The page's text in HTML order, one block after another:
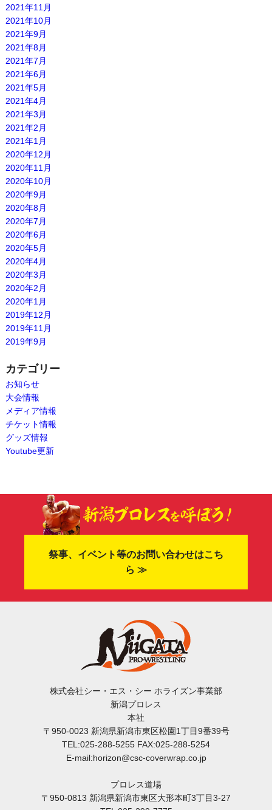
2021年11月
2021年10月
2021年9月
2021年8月
2021年7月
2021年6月
2021年5月
2021年4月
2021年3月
2021年2月
2021年1月
2020年12月
2020年11月
2020年10月
2020年9月
2020年8月
2020年7月
2020年6月
2020年5月
2020年4月
2020年3月
2020年2月
2020年1月
2019年12月
2019年11月
2019年9月
カテゴリー
お知らせ
大会情報
メディア情報
チケット情報
グッズ情報
Youtube更新
祭事、イベント等のお問い合わせはこち
ら ≫
株式会社シー・エス・シー ホライズン事業部
新潟プロレス
本社
〒950-0023 新潟県新潟市東区松園1丁目9番39号
TEL:025-288-5255 FAX:025-288-5254
E-mail:horizon@csc-coverwrap.co.jp
プロレス道場
〒950-0813 新潟県新潟市東区大形本町3丁目3-27